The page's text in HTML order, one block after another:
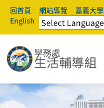
回首頁 網站導覽 嘉義大學
English